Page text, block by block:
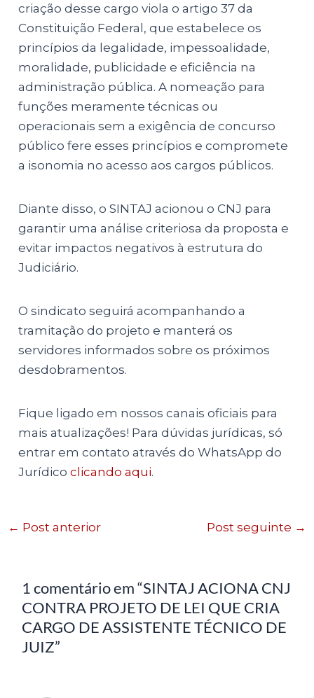
criação desse cargo viola o artigo 37 da
Constituição Federal, que estabelece os
princípios da legalidade, impessoalidade,
moralidade, publicidade e eficiência na
administração pública. A nomeação para
funções meramente técnicas ou
operacionais sem a exigência de concurso
público fere esses princípios e compromete
a isonomia no acesso aos cargos públicos.
Diante disso, o SINTAJ acionou o CNJ para
garantir uma análise criteriosa da proposta e
evitar impactos negativos à estrutura do
Judiciário.
O sindicato seguirá acompanhando a
tramitação do projeto e manterá os
servidores informados sobre os próximos
desdobramentos.
Fique ligado em nossos canais oficiais para
mais atualizações! Para dúvidas jurídicas, só
entrar em contato através do WhatsApp do
Jurídicoclicando aqui.
← Post anterior Post seguinte →
1 comentário em “SINTAJ ACIONA CNJ
CONTRA PROJETO DE LEI QUE CRIA
CARGO DE ASSISTENTE TÉCNICO DE
JUIZ”